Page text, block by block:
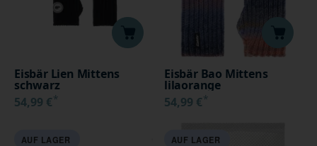
Eisbär Lien Mittens
schwarz
54,99 €*
Eisbär Bao Mittens
lilaorange
54,99 €*
AUF LAGER AUF LAGER